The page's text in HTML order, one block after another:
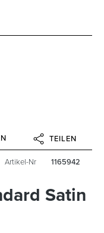
TEILEN
Artikel-Nr 1165942
Satin